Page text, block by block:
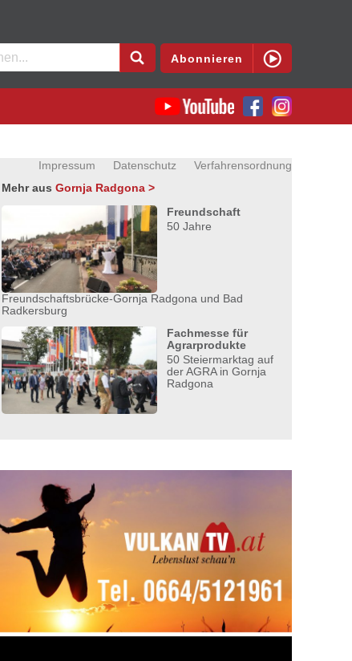
Abonnieren
Impressum Datenschutz
Verfahrensordnung
Mehr aus Gornja Radgona >
Freundschaft
50 Jahre
Freundschaftsbrücke-Gornja Radgona und Bad
Radkersburg
Fachmesse für
Agrarprodukte
50 Steiermarktag auf
der AGRA in Gornja
Radgona